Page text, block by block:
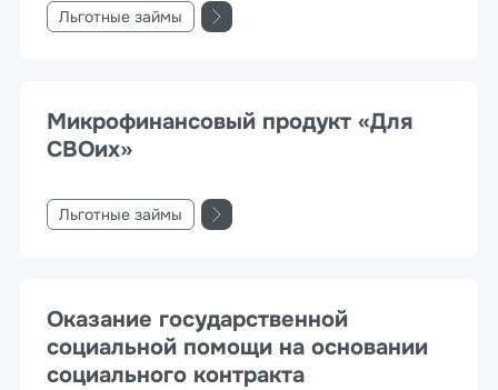
Льготные займы
Микрофинансовый продукт «Для
СВОих»
Льготные займы
Оказание государственной
социальной помощи на основании
социального контракта